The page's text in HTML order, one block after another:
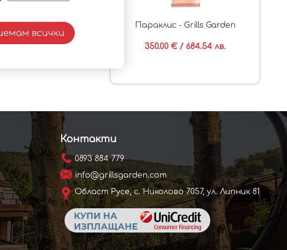
всички
плочки – СТАНДАРТ
Garden
Параклис - Grills Garden
350.00 € / 684.54 лв.
Контакти
0893 884 779
info@grillsgarden.com
Област Русе, с. Николово 7057, ул. Липник 81